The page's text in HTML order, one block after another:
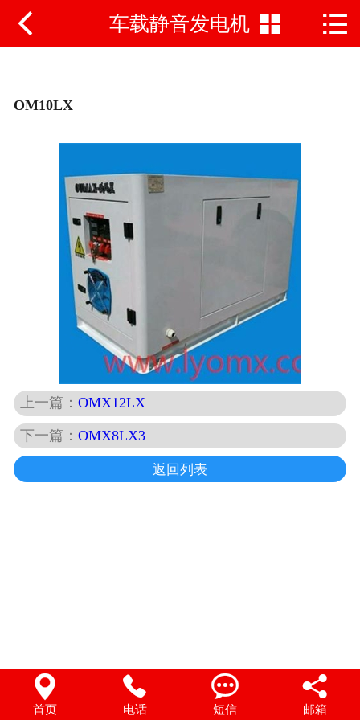
网站首页
产品中心
产品对比
视频说明书
荣誉资质
联系方式
 车载静音发电机  
OM10LX
上一篇：OMX12LX
下一篇：OMX8LX3
返回列表

首页

电话

短信

邮箱